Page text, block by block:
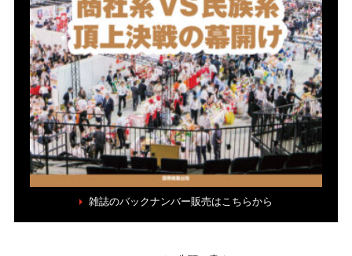
雑誌のバックナンバー販売はこちらから